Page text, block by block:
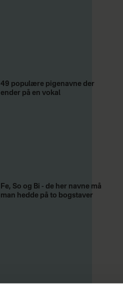
49 populære pigenavne der
ender på en vokal
Fe, So og Bi - de her navne må
man hedde på to bogstaver